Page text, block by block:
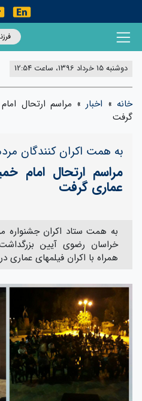
دوشنبه 15 خرداد 1396، ساعت 12:54
خانه» اخبار » مراسم ارتحال
گرفت
به همت اکران کنندگان
مراسم ارتحال امام
عماری گرفت
به همت ستاد اکران جشنواره
خراسان رضوی آیین
همراه با اکران فیلمهای عماری